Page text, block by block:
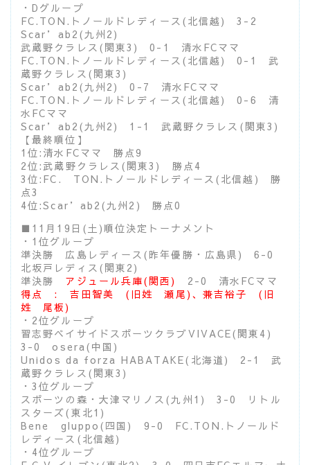
・Dグループ
FC.TON.トノールドレディース(北信越) 3-2
Scar’ab2(九州2)
武蔵野クラレス(関東3) 0-1 清水FCママ
FC.TON.トノールドレディース(北信越) 0-1 武
蔵野クラレス(関東3)
Scar’ab2(九州2) 0-7 清水FCママ
FC.TON.トノールドレディース(北信越) 0-6 清
水FCママ
Scar’ab2(九州2) 1-1 武蔵野クラレス(関東3)
【最終順位】
1位:清水FCママ 勝点9
2位:武蔵野クラレス(関東3) 勝点4
3位:FC. TON.トノールドレディース(北信越) 勝
点3
4位:Scar’ab2(九州2) 勝点0
■11月19日(土)順位決定トーナメント
・1位グループ
準決勝 広島レディース(昨年優勝・広島県) 6-0
北坂戸レディス(関東2)
準決勝 アジュール兵庫(関西)
2-0 清水FCママ
得点 : 吉田智美 (旧姓 瀬尾)、兼吉裕子 (旧
姓 尾板)
・2位グループ
習志野ベイサイドスポーツクラブVIVACE(関東4)
3-0 osera(中国)
Unidos da forza HABATAKE(北海道) 2-1 武
蔵野クラレス(関東3)
・3位グループ
スポーツの森・大津マリノス(九州1) 3-0 リトル
スターズ(東北1)
Bene gluppo(四国) 9-0 FC.TON.トノールド
レディース(北信越)
・4位グループ